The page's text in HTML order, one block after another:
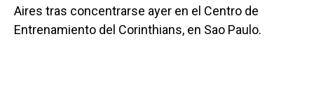
Aires tras concentrarse ayer en el Centro de
Entrenamiento del Corinthians, en Sao Paulo.